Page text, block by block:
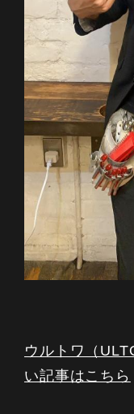
ウルトワ（
い記事はこちら